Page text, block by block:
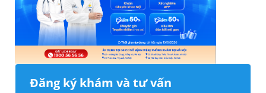
Đăng ký khám và tư vấn